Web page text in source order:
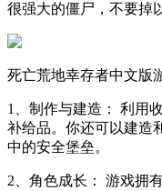
很强大的僵尸，不要掉
死亡荒地幸存者中文版
1、制作与建造： 利用
补给品。你还可以建造
中的安全堡垒。
2、角色成长： 游戏拥